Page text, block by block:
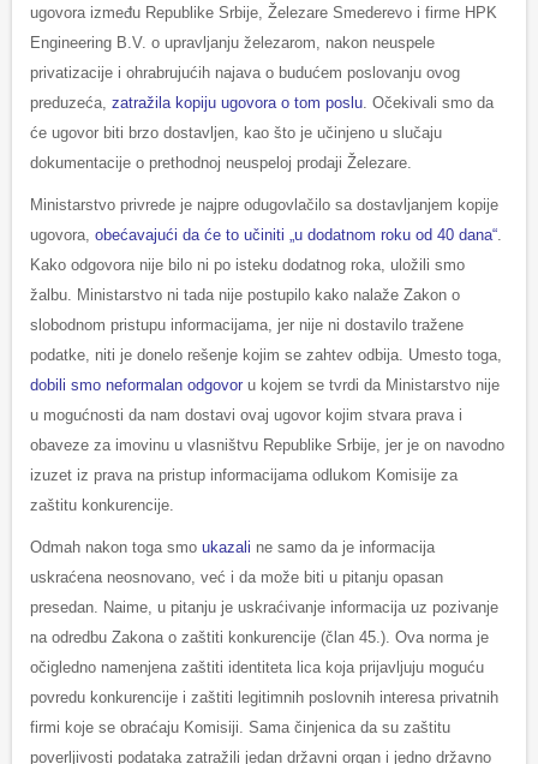
ugovora između Republike Srbije, Železare Smederevo i firme HPK
Engineering B.V. o upravljanju železarom, nakon neuspele
privatizacije i ohrabrujućih najava o budućem poslovanju ovog
preduzeća, zatražila kopiju ugovora o tom poslu. Očekivali smo da
će ugovor biti brzo dostavljen, kao što je učinjeno u slučaju
dokumentacije o prethodnoj neuspeloj prodaji Železare.
Ministarstvo privrede je najpre odugovlačilo sa dostavljanjem kopije
ugovora, obećavajući da će to učiniti „u dodatnom roku od 40 dana“.
Kako odgovora nije bilo ni po isteku dodatnog roka, uložili smo
žalbu. Ministarstvo ni tada nije postupilo kako nalaže Zakon o
slobodnom pristupu informacijama, jer nije ni dostavilo tražene
podatke, niti je donelo rešenje kojim se zahtev odbija. Umesto toga,
dobili smo neformalan odgovor u kojem se tvrdi da Ministarstvo nije
u mogućnosti da nam dostavi ovaj ugovor kojim stvara prava i
obaveze za imovinu u vlasništvu Republike Srbije, jer je on navodno
izuzet iz prava na pristup informacijama odlukom Komisije za
zaštitu konkurencije.
Odmah nakon toga smo ukazali ne samo da je informacija
uskraćena neosnovano, već i da može biti u pitanju opasan
presedan. Naime, u pitanju je uskraćivanje informacija uz pozivanje
na odredbu Zakona o zaštiti konkurencije (član 45.). Ova norma je
očigledno namenjena zaštiti identiteta lica koja prijavljuju moguću
povredu konkurencije i zaštiti legitimnih poslovnih interesa privatnih
firmi koje se obraćaju Komisiji. Sama činjenica da su zaštitu
poverljivosti podataka zatražili jedan državni organ i jedno državno